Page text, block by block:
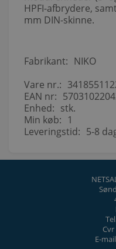
HPFI-afbrydere,
mm DIN-skinne.
Fabrikant: NIKO
Vare nr.:
EAN nr:
Enhed: stk.
Min køb: 1
Leveringstid: 5-8
E-